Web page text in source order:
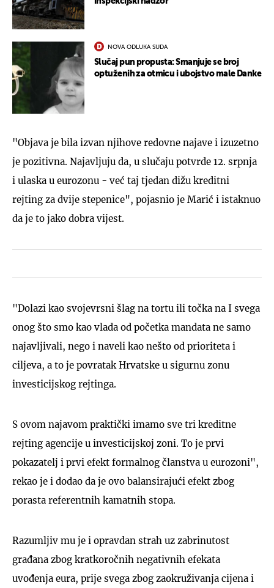
NOVA ODLUKA SUDA
Slučaj pun propusta: Smanjuje se broj
optuženih za otmicu i ubojstvo male Danke
"Objava je bila izvan njihove redovne najave i izuzetno
je pozitivna. Najavljuju da, u slučaju potvrde 12. srpnja
i ulaska u eurozonu - već taj tjedan dižu kreditni
rejting za dvije stepenice", pojasnio je Marić i istaknuo
da je to jako dobra vijest.
"Dolazi kao svojevrsni šlag na tortu ili točka na I svega
onog što smo kao vlada od početka mandata ne samo
najavljivali, nego i naveli kao nešto od prioriteta i
ciljeva, a to je povratak Hrvatske u sigurnu zonu
investicijskog rejtinga.
S ovom najavom praktički imamo sve tri kreditne
rejting agencije u investicijskoj zoni. To je prvi
pokazatelj i prvi efekt formalnog članstva u eurozoni",
rekao je i dodao da je ovo balansirajući efekt zbog
porasta referentnih kamatnih stopa.
Razumljiv mu je i opravdan strah uz zabrinutost
građana zbog kratkoročnih negativnih efekata
uvođenja eura, prije svega zbog zaokruživanja cijena i